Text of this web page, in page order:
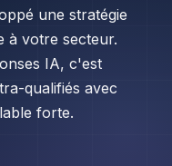
une stratégie
à votre secteur.
IA, c'est
qualifiés avec
forte.